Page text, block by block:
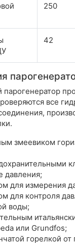
250
42
парогенератор
все
змеевиком
давления;
для измерения
для контроля
воды;
или Grundfos;
горелкой от